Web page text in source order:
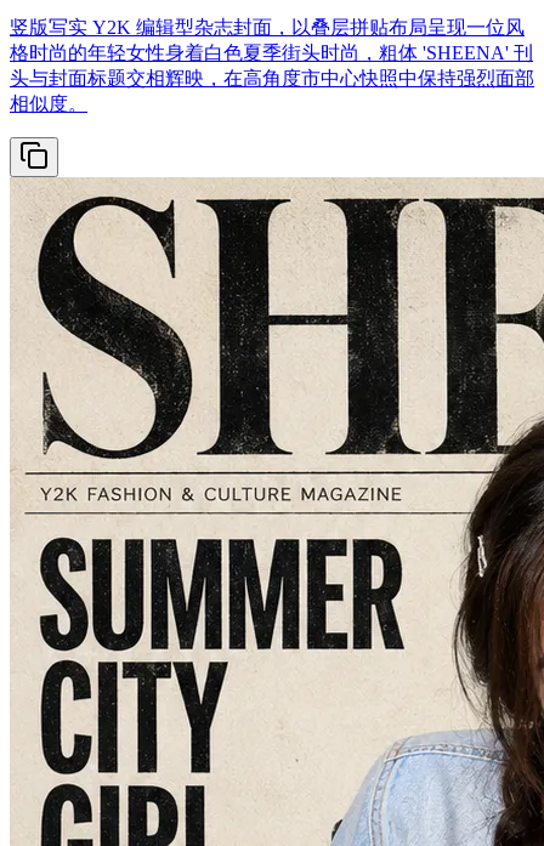
竖版写实 Y2K 编辑型杂志封面，以叠层拼贴布局呈现一位风
格时尚的年轻女性身着白色夏季街头时尚，粗体 'SHEENA' 刊
头与封面标题交相辉映，在高角度市中心快照中保持强烈面部
相似度。